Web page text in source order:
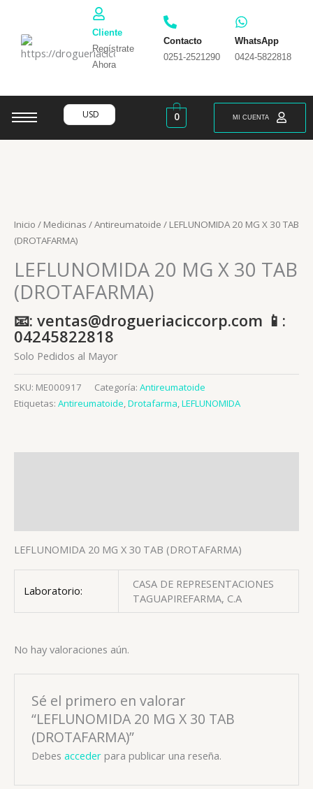
contenido
Cliente
Regístrate
Ahora
Contacto
0251-2521290
WhatsApp
0424-5822818
USD 0 MI CUENTA
Inicio / Medicinas /Antireumatoide / LEFLUNOMIDA 20 MG X 30 TAB
(DROTAFARMA)
LEFLUNOMIDA 20 MG X 30 TAB
(DROTAFARMA)
📧: ventas@drogueriaciccorp.com 📱:
04245822818
Solo Pedidos al Mayor
SKU: ME000917 Categoría: Antireumatoide
Etiquetas: Antireumatoide,Drotafarma,LEFLUNOMIDA
LEFLUNOMIDA 20 MG X 30 TAB (DROTAFARMA)
Laboratorio:
CASA DE REPRESENTACIONES
TAGUAPIREFARMA, C.A
No hay valoraciones aún.
Sé el primero en valorar
“LEFLUNOMIDA 20 MG X 30 TAB
(DROTAFARMA)”
Debesacceder para publicar una reseña.